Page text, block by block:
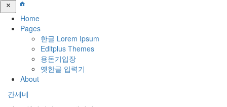
Home
Pages
한글 Lorem Ipsum
Editplus Themes
용돈기입장
옛한글 입력기
About
간세네